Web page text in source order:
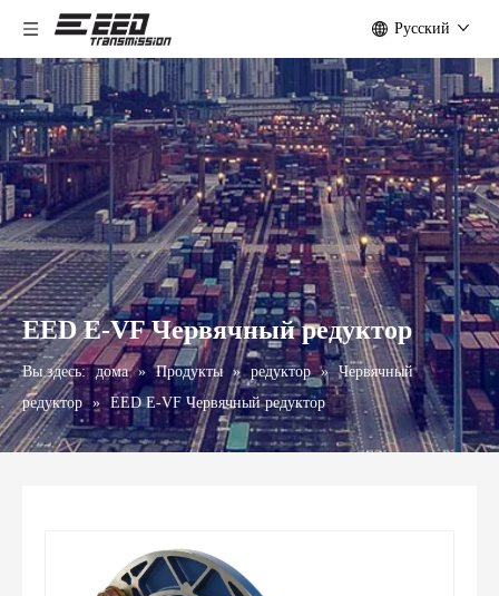
Pусский
EED E-VF Червячный редуктор
Вы здесь: дома » Продукты » редуктор » Червячный
редуктор » EED E-VF Червячный редуктор